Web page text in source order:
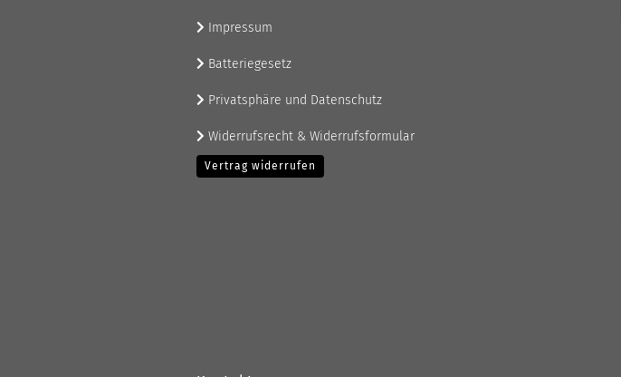
Impressum
Batteriegesetz
Privatsphäre und Datenschutz
Widerrufsrecht & Widerrufsformular
Vertrag widerrufen